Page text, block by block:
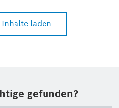
laden
gefunden?